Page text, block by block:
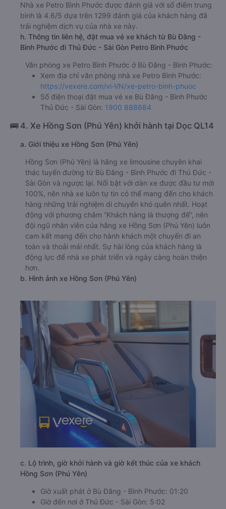
Nhà xe Petro Bình Phước được đánh giá với số điểm trung
bình là 4.6/5 dựa trên 1299 đánh giá của khách hàng đã
trải nghiệm dịch vụ của nhà xe này.
h. Thông tin liên hệ, đặt mua vé xe khách từ Bù Đăng -
Bình Phước đi Thủ Đức - Sài Gòn Petro Bình Phước
Văn phòng xe Petro Bình Phước ở Bù Đăng - Bình Phước:
Xem địa chỉ văn phòng nhà xe Petro Bình Phước:
https://vexere.com/vi-VN/xe-petro-binh-phuoc
Số điện thoại đặt mua vé xe Bù Đăng - Bình Phước
Thủ Đức - Sài Gòn: 1900 888684
🚌 4. Xe Hồng Sơn (Phú Yên) khởi hành tại Dọc QL14
a. Giới thiệu xe Hồng Sơn (Phú Yên)
Hồng Sơn (Phú Yên) là hãng xe limousine chuyên khai
thác tuyến đường từ Bù Đăng - Bình Phước đi Thủ Đức -
Sài Gòn và ngược lại. Nổi bật với dàn xe được đầu tư mới
100%, nên nhà xe luôn tự tin có thể mang đến cho khách
hàng những trải nghiệm di chuyển khó quên nhất. Hoạt
động với phương châm “Khách hàng là thượng đế”, nên
đội ngũ nhân viên của hãng xe Hồng Sơn (Phú Yên) luôn
cam kết mang đến cho hành khách một chuyến đi an
toàn và thoải mái nhất. Sự hài lòng của khách hàng là
động lực để nhà xe phát triển và ngày càng hoàn thiện
hơn.
b. Hình ảnh xe Hồng Sơn (Phú Yên)
c. Lộ trình, giờ khởi hành và giờ kết thúc của xe khách
Hồng Sơn (Phú Yên)
Giờ xuất phát ở Bù Đăng - Bình Phước: 01:20
Giờ đến nơi ở Thủ Đức - Sài Gòn: 5:02